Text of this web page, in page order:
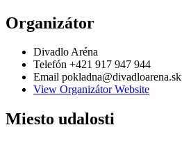
Organizátor
Divadlo Aréna
Telefón +421 917 947 944
Email pokladna@divadloarena.sk
View Organizátor Website
Miesto udalosti